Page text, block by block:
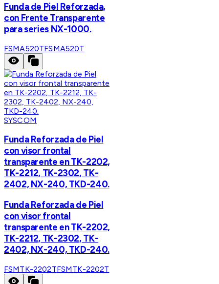
Funda de Piel Reforzada,
con Frente Transparente
para series NX-1000.
FSMA520TFSMA520T
SYSCOM
Funda Reforzada de Piel
con visor frontal
transparente en TK-2202,
TK-2212, TK-2302, TK-
2402, NX-240, TKD-240.
Funda Reforzada de Piel
con visor frontal
transparente en TK-2202,
TK-2212, TK-2302, TK-
2402, NX-240, TKD-240.
FSMTK-2202TFSMTK-2202T